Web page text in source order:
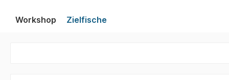
Workshop Zielfische